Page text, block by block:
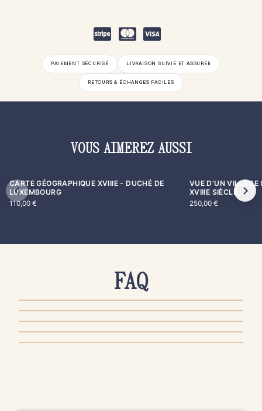
PAIEMENT SÉCURISÉ LIVRAISON SUIVIE ET ASSURÉE
RETOURS & ÉCHANGES FACILES
VOUS AIMEREZ AUSSI
CARTE GÉOGRAPHIQUE XVIIIE - DUCHÉ DE
LUXEMBOURG
110,00 €
VUE D'UN VILLAGE
XVIIIE SIÈCLE
250,00 €
FAQ
AUTHENTICITÉ & QUALITÉ
PRODUITS & ENTRETIEN